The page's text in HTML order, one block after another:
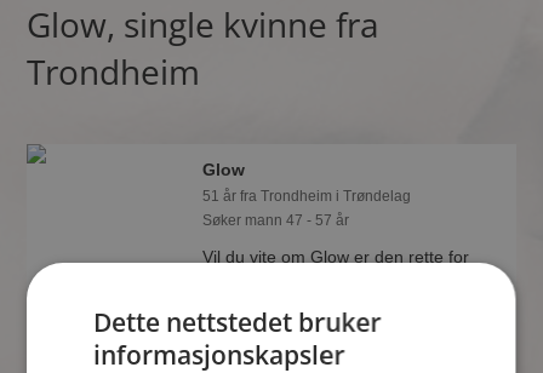
Glow, single kvinne fra
Trondheim
Glow
51 år fra Trondheim i Trøndelag
Søker mann 47 - 57 år
Vil du vite om Glow er den rette for
treningsentusiast som deg selv?
Dette nettstedet bruker
informasjonskapsler